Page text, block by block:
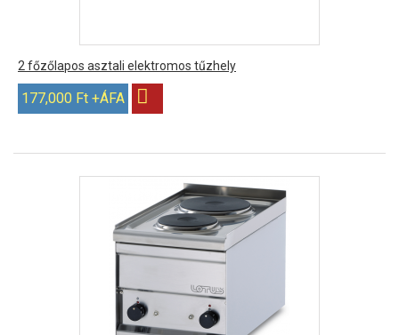
2 főzőlapos asztali elektromos tűzhely
177,000 Ft +ÁFA